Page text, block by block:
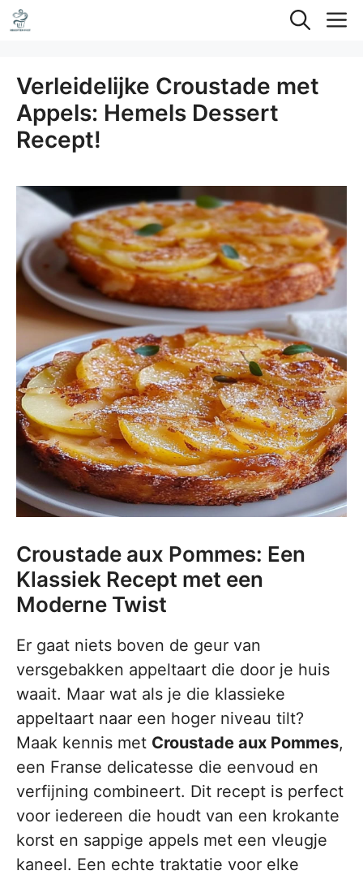
Ga
naar
inhoud
Verleidelijke Croustade met
Appels: Hemels Dessert
Recept!
Croustade aux Pommes: Een
Klassiek Recept met een
Moderne Twist
Er gaat niets boven de geur van
versgebakken appeltaart die door je huis
waait. Maar wat als je die klassieke
appeltaart naar een hoger niveau tilt?
Maak kennis met Croustade aux Pommes,
een Franse delicatesse die eenvoud en
verfijning combineert. Dit recept is perfect
voor iedereen die houdt van een krokante
korst en sappige appels met een vleugje
kaneel. Een echte traktatie voor elke